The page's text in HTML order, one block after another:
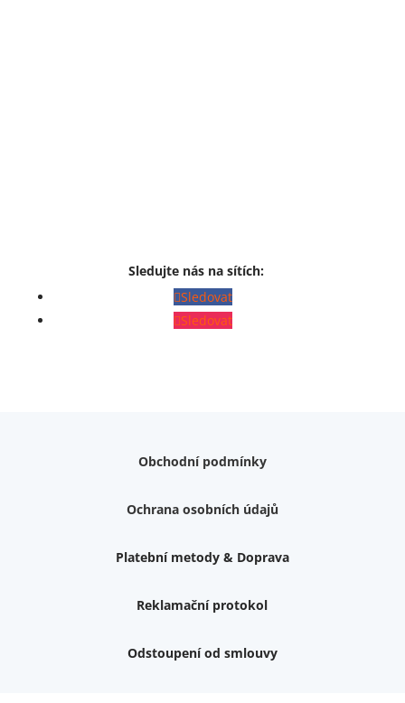
Sledujte nás na sítích:
Sledovat
Sledovat
Obchodní podmínky
Ochrana osobních údajů
Platební metody & Doprava
Reklamační protokol
Odstoupení od smlouvy